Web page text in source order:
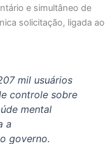
e simultâneo de
solicitação, ligada ao
mil usuários
controle sobre
mental
a
governo.